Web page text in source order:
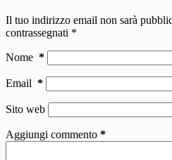
Il tuo indirizzo email non sarà
contrassegnati *
Nome *
Email *
Sito web
Aggiungi commento *